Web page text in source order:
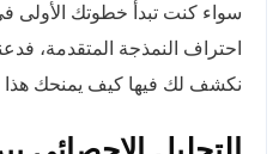
سواء كنت تبدأ خطوتك الأولى
احتراف النمذجة المتقدمة،
نكشف لك فيها كيف يمنحك هذا